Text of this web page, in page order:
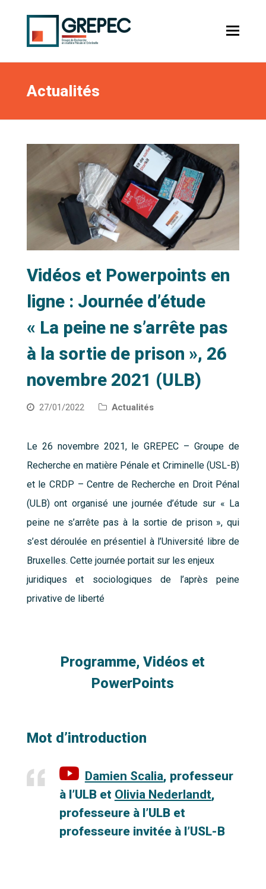
Actualités
Vidéos et Powerpoints en
ligne : Journée d’étude
« La peine ne s’arrête pas
à la sortie de prison », 26
novembre 2021 (ULB)
27/01/2022 Actualités
Le 26 novembre 2021, leGREPEC – Groupe de
Recherche en matière Pénale et Criminelle (USL-B)
etle CRDP – Centre de Recherche en Droit Pénal
(ULB)ont organisé une journée d’étude sur « La
peine ne s’arrête pas à la sortie de prison », qui
s’est déroulée en présentiel à l’Université libre de
Bruxelles. Cette journée portait sur les enjeux
juridiques et sociologiques de l’aprèspeine
privative de liberté
Programme, Vidéos et
PowerPoints
Mot d’introduction
Damien Scalia, professeur
à l’ULB et Olivia Nederlandt,
professeure à l’ULB et
professeure invitée à l’USL-B